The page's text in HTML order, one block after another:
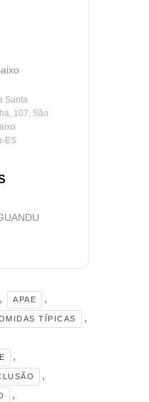
Santa
107, São
ES
, APAE ,
TÍPICAS ,
,
,
,